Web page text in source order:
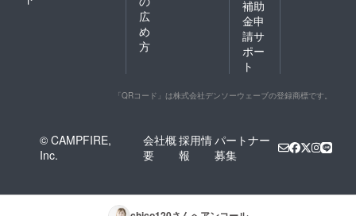
広
め
方
補助
金申
請サ
ポー
ト
「QRコード」は株式会社デンソーウェーブの登録商標です。
© CAMPFIRE,
Inc.
会社概
要
採用情
報
パートナー
募集